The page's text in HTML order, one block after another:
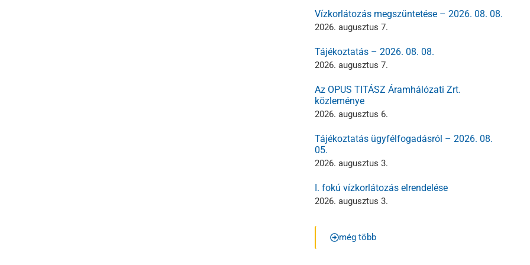
Vízkorlátozás megszüntetése – 2026. 08. 08.
2026. augusztus 7.
Tájékoztatás – 2026. 08. 08.
2026. augusztus 7.
Az OPUS TITÁSZ Áramhálózati Zrt.
közleménye
2026. augusztus 6.
Tájékoztatás ügyfélfogadásról – 2026. 08.
05.
2026. augusztus 3.
I. fokú vízkorlátozás elrendelése
2026. augusztus 3.
még több